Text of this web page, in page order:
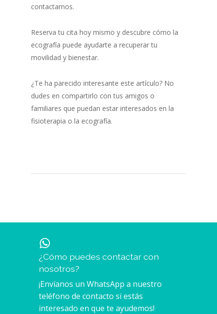
contactarnos.
Reserva tu cita hoy mismo y descubre cómo la
ecografía puede ayudarte a recuperar tu
movilidad y bienestar.
¿Te ha parecido interesante este artículo? No
dudes en compartirlo con tus amigos o
familiares que puedan estar interesados en la
fisioterapia o la ecografía.
¿Cómo puedes contactar con
nosotros?
¡Envíanos un WhatsApp a nuestro
teléfono de contacto si estás
interesado en que te ayudemos!